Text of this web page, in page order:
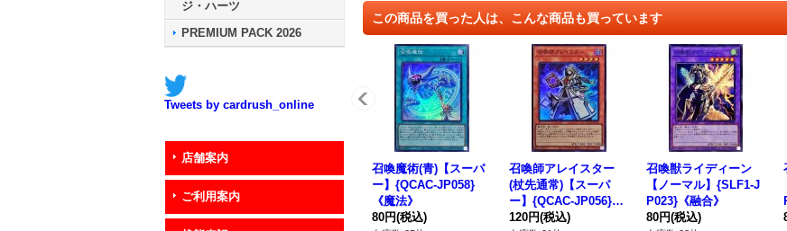
ジ・ハーツ
PREMIUM PACK 2026
Tweets by cardrush_online
店舗案内
ご利用案内
この商品を買った人は、こんな商品も買っています
召喚魔術(青)【スーパ
ー】{QCAC-JP058}
《魔法》
80円(税込)
召喚師アレイスター
(杖先通常)【スーパ
ー】{QCAC-JP056}
《モンスター》
120円(税込)
召喚獣ライディーン
【ノーマル】{SLF1-J
P023}《融合》
80円(税込)